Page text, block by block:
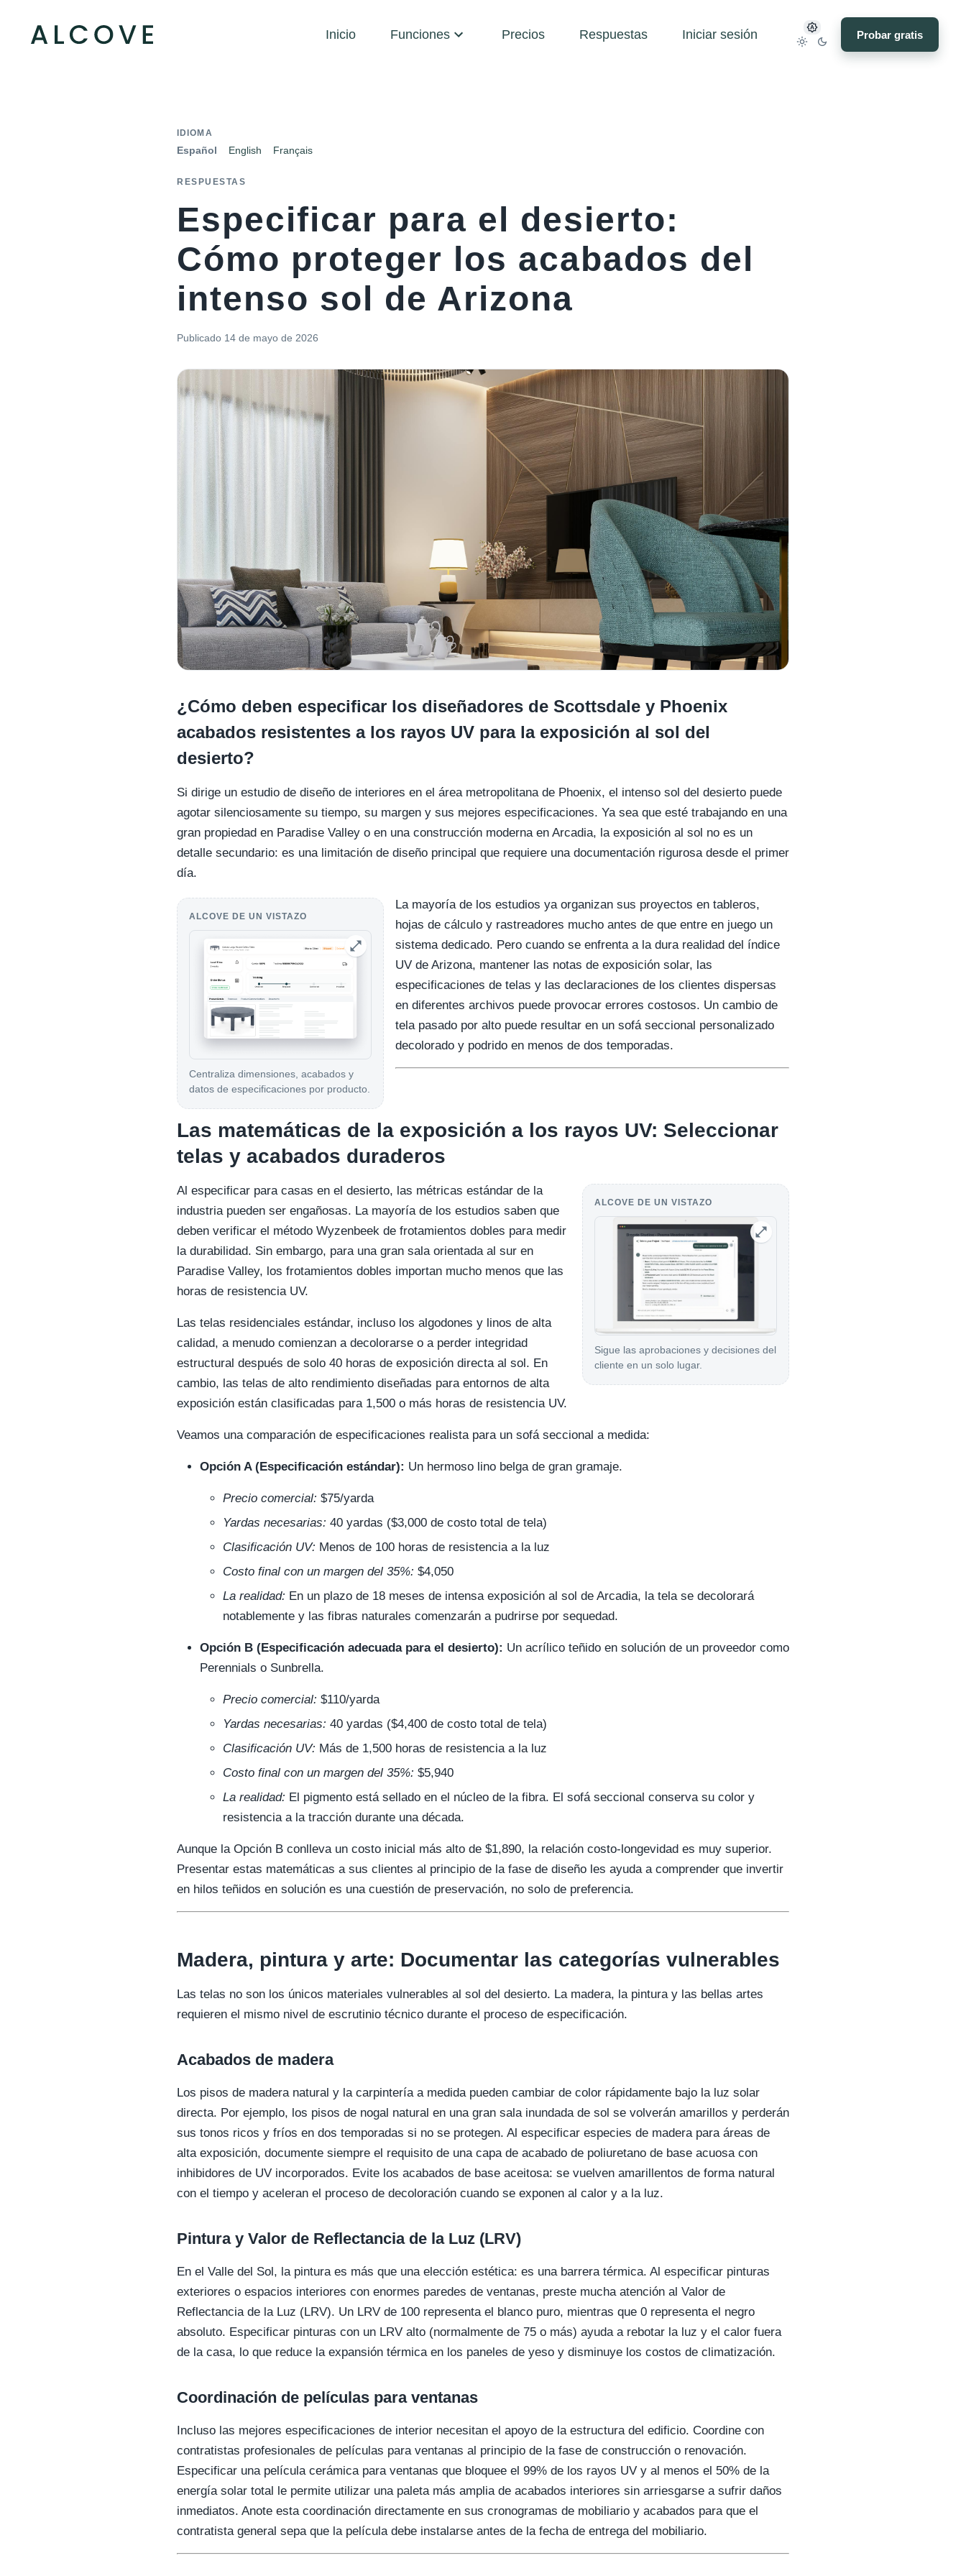
Inicio Funciones Precios Respuestas Iniciar sesión Probar gratis
IDIOMA
Español English Français
RESPUESTAS
Especificar para el desierto:
Cómo proteger los acabados del
intenso sol de Arizona
Publicado 14 de mayo de 2026
¿Cómo deben especificar los diseñadores de Scottsdale y Phoenix
acabados resistentes a los rayos UV para la exposición al sol del
desierto?
Si dirige un estudio de diseño de interiores en el área metropolitana de Phoenix, el intenso sol del desierto puede
agotar silenciosamente su tiempo, su margen y sus mejores especificaciones. Ya sea que esté trabajando en una
gran propiedad en Paradise Valley o en una construcción moderna en Arcadia, la exposición al sol no es un
detalle secundario: es una limitación de diseño principal que requiere una documentación rigurosa desde el primer
día.
ALCOVE DE UN VISTAZO
Centraliza dimensiones, acabados y
datos de especificaciones por producto.
La mayoría de los estudios ya organizan sus proyectos en tableros,
hojas de cálculo y rastreadores mucho antes de que entre en juego un
sistema dedicado. Pero cuando se enfrenta a la dura realidad del índice
UV de Arizona, mantener las notas de exposición solar, las
especificaciones de telas y las declaraciones de los clientes dispersas
en diferentes archivos puede provocar errores costosos. Un cambio de
tela pasado por alto puede resultar en un sofá seccional personalizado
decolorado y podrido en menos de dos temporadas.
Las matemáticas de la exposición a los rayos UV: Seleccionar
telas y acabados duraderos
ALCOVE DE UN VISTAZO
Sigue las aprobaciones y decisiones del
cliente en un solo lugar.
Al especificar para casas en el desierto, las métricas estándar de la
industria pueden ser engañosas. La mayoría de los estudios saben que
deben verificar el método Wyzenbeek de frotamientos dobles para medir
la durabilidad. Sin embargo, para una gran sala orientada al sur en
Paradise Valley, los frotamientos dobles importan mucho menos que las
horas de resistencia UV.
Las telas residenciales estándar, incluso los algodones y linos de alta
calidad, a menudo comienzan a decolorarse o a perder integridad
estructural después de solo 40 horas de exposición directa al sol. En
cambio, las telas de alto rendimiento diseñadas para entornos de alta
exposición están clasificadas para 1,500 o más horas de resistencia UV.
Veamos una comparación de especificaciones realista para un sofá seccional a medida:
Opción A (Especificación estándar): Un hermoso lino belga de gran gramaje.
Precio comercial: $75/yarda
Yardas necesarias: 40 yardas ($3,000 de costo total de tela)
Clasificación UV: Menos de 100 horas de resistencia a la luz
Costo final con un margen del 35%: $4,050
La realidad: En un plazo de 18 meses de intensa exposición al sol de Arcadia, la tela se decolorará
notablemente y las fibras naturales comenzarán a pudrirse por sequedad.
Opción B (Especificación adecuada para el desierto): Un acrílico teñido en solución de un proveedor como
Perennials o Sunbrella.
Precio comercial: $110/yarda
Yardas necesarias: 40 yardas ($4,400 de costo total de tela)
Clasificación UV: Más de 1,500 horas de resistencia a la luz
Costo final con un margen del 35%: $5,940
La realidad: El pigmento está sellado en el núcleo de la fibra. El sofá seccional conserva su color y
resistencia a la tracción durante una década.
Aunque la Opción B conlleva un costo inicial más alto de $1,890, la relación costo-longevidad es muy superior.
Presentar estas matemáticas a sus clientes al principio de la fase de diseño les ayuda a comprender que invertir
en hilos teñidos en solución es una cuestión de preservación, no solo de preferencia.
Madera, pintura y arte: Documentar las categorías vulnerables
Las telas no son los únicos materiales vulnerables al sol del desierto. La madera, la pintura y las bellas artes
requieren el mismo nivel de escrutinio técnico durante el proceso de especificación.
Acabados de madera
Los pisos de madera natural y la carpintería a medida pueden cambiar de color rápidamente bajo la luz solar
directa. Por ejemplo, los pisos de nogal natural en una gran sala inundada de sol se volverán amarillos y perderán
sus tonos ricos y fríos en dos temporadas si no se protegen. Al especificar especies de madera para áreas de
alta exposición, documente siempre el requisito de una capa de acabado de poliuretano de base acuosa con
inhibidores de UV incorporados. Evite los acabados de base aceitosa: se vuelven amarillentos de forma natural
con el tiempo y aceleran el proceso de decoloración cuando se exponen al calor y a la luz.
Pintura y Valor de Reflectancia de la Luz (LRV)
En el Valle del Sol, la pintura es más que una elección estética: es una barrera térmica. Al especificar pinturas
exteriores o espacios interiores con enormes paredes de ventanas, preste mucha atención al Valor de
Reflectancia de la Luz (LRV). Un LRV de 100 representa el blanco puro, mientras que 0 representa el negro
absoluto. Especificar pinturas con un LRV alto (normalmente de 75 o más) ayuda a rebotar la luz y el calor fuera
de la casa, lo que reduce la expansión térmica en los paneles de yeso y disminuye los costos de climatización.
Coordinación de películas para ventanas
Incluso las mejores especificaciones de interior necesitan el apoyo de la estructura del edificio. Coordine con
contratistas profesionales de películas para ventanas al principio de la fase de construcción o renovación.
Especificar una película cerámica para ventanas que bloquee el 99% de los rayos UV y al menos el 50% de la
energía solar total le permite utilizar una paleta más amplia de acabados interiores sin arriesgarse a sufrir daños
inmediatos. Anote esta coordinación directamente en sus cronogramas de mobiliario y acabados para que el
contratista general sepa que la película debe instalarse antes de la fecha de entrega del mobiliario.